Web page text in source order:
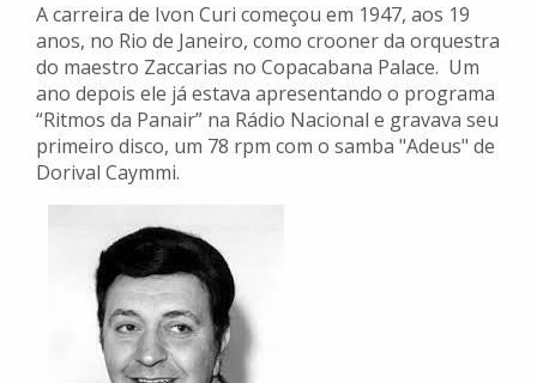
A carreira de Ivon Curi começou em 1947, aos 19
anos, no Rio de Janeiro, como crooner da orquestra
do maestro Zaccarias no Copacabana Palace. Um
ano depois ele já estava apresentando o programa
“Ritmos da Panair” na Rádio Nacional e gravava seu
primeiro disco, um 78 rpm com o samba "Adeus" de
Dorival Caymmi.